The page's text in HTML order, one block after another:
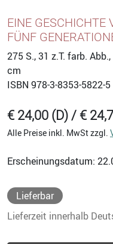
EINE GESCHICHTE
FÜNF
275 S., 31 z.T. farb.
cm
ISBN 978-3-8353-5822-5
€ 24,00 (D) / €
Alle Preise inkl. MwSt zzgl.
Erscheinungsdatum:
Lieferbar
Lieferzeit innerhalb